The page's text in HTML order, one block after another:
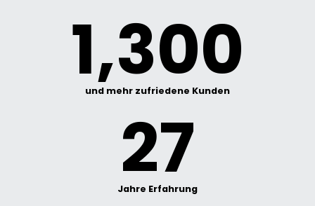
1,300
und mehr zufriedene Kunden
27
Jahre Erfahrung